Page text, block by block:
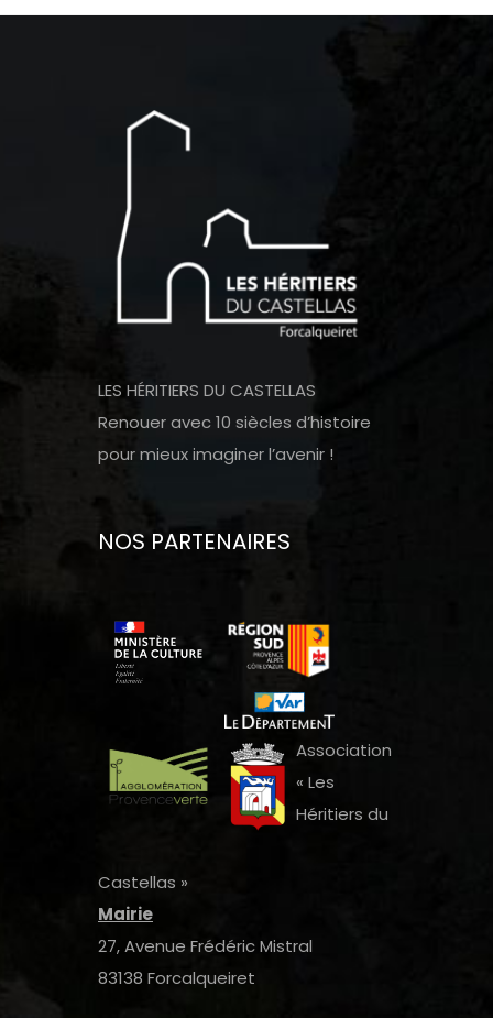
LES HÉRITIERS DU CASTELLAS
Renouer avec 10 siècles d’histoire
pour mieux imaginer l’avenir !
NOS PARTENAIRES
Association
« Les
Héritiers du
Castellas »
Mairie
27, Avenue Frédéric Mistral
83138 Forcalqueiret